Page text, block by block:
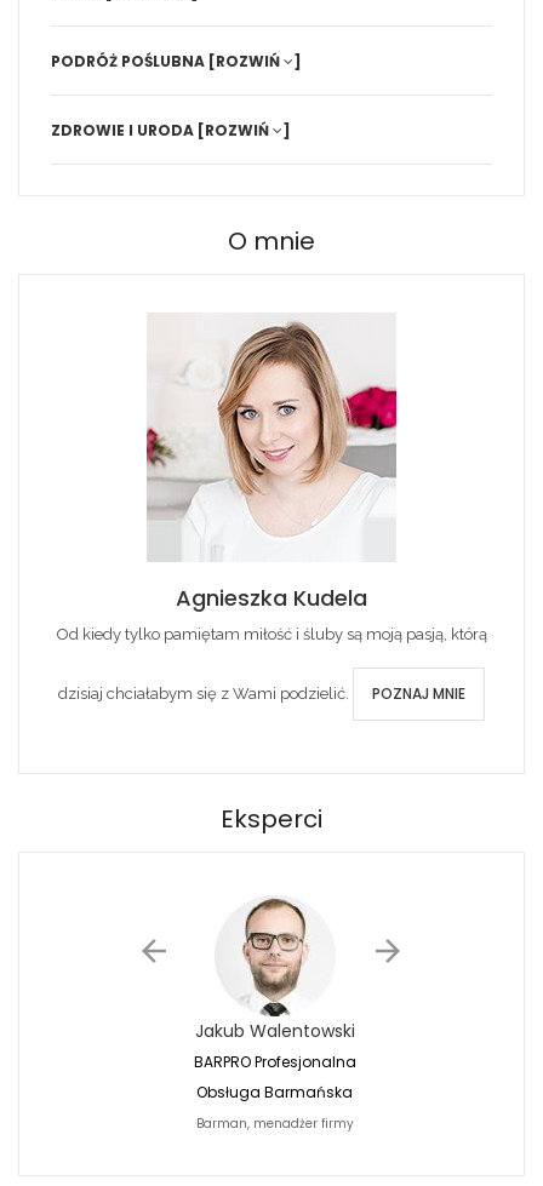
PODRÓŻ POŚLUBNA [ROZWIŃ ]
ZDROWIE I URODA [ROZWIŃ ]
O mnie
Agnieszka Kudela
Od kiedy tylko pamiętam miłość i śluby są moją pasją, którą
dzisiaj chciałabym się z Wami podzielić. POZNAJ MNIE
Eksperci
Jakub Walentowski
BARPRO Profesjonalna
Obsługa Barmańska
Barman, menadżer firmy